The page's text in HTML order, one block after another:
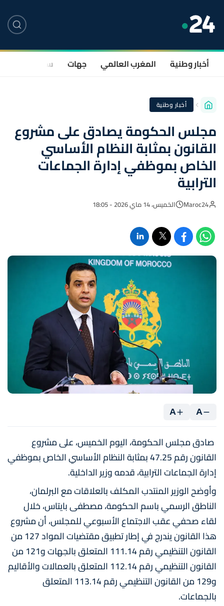
أخبار وطنية المغرب العالمي جهات سياسة
أخبار وطنية
مجلس الحكومة يصادق على مشروع
القانون بمثابة النظام الأساسي
الخاص بموظفي إدارة الجماعات
الترابية
Maroc24 الخميس، 14 ماي 2026 - 18:05
A
A
صادق مجلس الحكومة، اليوم الخميس، على مشروع
القانون رقم 47.25 بمثابة النظام الأساسي الخاص بموظفي
إدارة الجماعات الترابية، قدمه وزير الداخلية.
وأوضح الوزير المنتدب المكلف بالعلاقات مع البرلمان،
الناطق الرسمي باسم الحكومة، مصطفى بايتاس، خلال
لقاء صحفي عقب الاجتماع الأسبوعي للمجلس، أن مشروع
هذا القانون يندرج في إطار تطبيق مقتضيات المواد 127 من
القانون التنظيمي رقم 111.14 المتعلق بالجهات و121 من
القانون التنظيمي رقم 112.14 المتعلق بالعمالات والأقاليم
و129 من القانون التنظيمي رقم 113.14 المتعلق
بالجماعات.